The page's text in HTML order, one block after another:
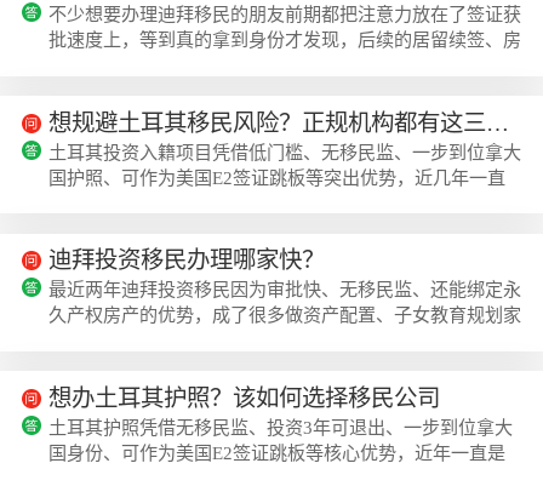
不少想要办理迪拜移民的朋友前期都把注意力放在了签证获
批速度上，等到真的拿到身份才发现，后续的居留续签、房
迪拜移民服务领域的后续保障体系，算是行业内做得比较完
善的一类。迪拜移民全程陪伴服务的核心保障内容很多人对
迪拜移民的后续服务没有概念，以为拿到签证就万事大吉，
实际上后续保障覆盖的内容非常广：从刚...
想规避土耳其移民风险？正规机构都有这三大合规操作
土耳其投资入籍项目凭借低门槛、无移民监、一步到位拿大
国护照、可作为美国E2签证跳板等突出优势，近几年一直
项目正处于20年税收减免的政策红利期，同时近两年审核
标准也在逐步规范，不合规申请的拒签率有所上升。接下来
我们将从政策要求、费用构成、机构选择、风险规避等多个
迪拜投资移民办理哪家快？
最近两年迪拜投资移民因为审批快、无移民监、还能绑定永
久产权房产的优势，成了很多做资产配置、子女教育规划家
基于2025年第二季度迪拜移民局、土地局发布的最新政策
整理，今年以来迪拜先后两次优化投资签证的审批流程、简
化材料要求，整体办理周期比去年缩短了近40%，接下来我
们会从靠谱机构选择、政策要求、费用构成...
想办土耳其护照？该如何选择移民公司
土耳其护照凭借无移民监、投资3年可退出、一步到位拿大
国身份、可作为美国E2签证跳板等核心优势，近年一直是